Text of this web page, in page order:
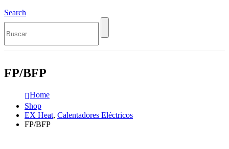
Search
FP/BFP
Home
Shop
EX Heat, Calentadores Eléctricos
FP/BFP